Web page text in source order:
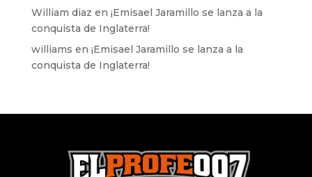
William diaz en ¡Emisael Jaramillo se lanza a la
conquista de Inglaterra!
williams en ¡Emisael Jaramillo se lanza a la
conquista de Inglaterra!